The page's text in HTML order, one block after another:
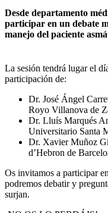
Desde departamento
participar en un debate
manejo del paciente
La sesión tendrá lugar el
participación de:
Dr. José Ángel
Royo Villanova de
Dr. Lluís Marqués
Universitario Santa
Dr. Xavier Muñoz
d’Hebron de
Os invitamos a participar
podremos debatir y
surjan.